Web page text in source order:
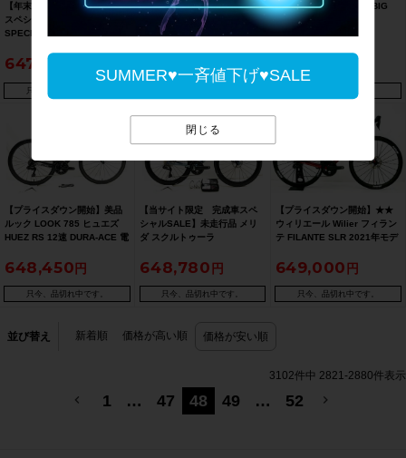
SUMMER♥一斉値下げ♥SALE
閉じる
【年末年始スーパーセール】
スペシャライズド
SPECIALIZED ターマック
ULTEGRA R8170 2024年 カ
ーボンロードバイク 52サイズ
ブラック【期間限定 2026年1
月5日 午前10時迄】
647,130
只今、品切れ中です。
超美品 トレック TREK ドマー
ネ DOMANE SLR7 DISC
OCLV700 ULTEGRA 電動Di2
647,900
【当サイト限定 完成車 BIG
SALE】●美品 トレック
ULTEGRA 電動Di2 2021年 カ
ーボンロードバイク 50サイズ
午前10時迄】
【プライスダウン開始】美品
ルック LOOK 785 ヒュエズ
HUEZ RS 12速 DURA-ACE 電
バイク Sサイズ カメレオンマ
ットグロッシー【お買い得特
648,450
只今、品切れ中です。
【当サイト限定 完成車スペ
シャルSALE】未走行品 メリ
ダ スクルトゥーラ
8000 12速 ULTEGRA 電動Di2
2023年 カーボンロードバイク
47(XS)サイズ ブルー ☆【期間
限定 10/26 午前10時迄】
648,780
只今、品切れ中です。
【プライスダウン開始】★★
ウィリエール Wilier フィラン
テ FILANTE SLR 2021年モデ
Sサイズ 2×12速 ブラック×レ
ッド（サイクルパラダイス山
口より発送）【お買い得
SALE】
649,000
只今、品切れ中です。
並び替え 新着順 価格が高い順 価格が安い順
3102件中 2821 -2880件表示
1 … 47 48 49 … 52